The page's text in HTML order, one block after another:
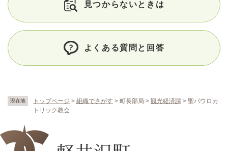
現在地 トップページ > 組織でさがす > 町長部局 > 観光経済課 > 聖パウロカ
トリック教会
見つからないときは
よくある質問と回答